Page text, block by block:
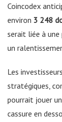
Coincodex
environ 3 248
serait liée à
un
Les
stratégiques,
pourrait jouer
cassure en